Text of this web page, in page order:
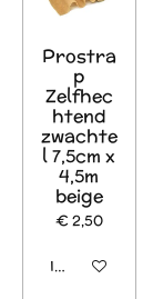
Prostra
p
Zelfhec
htend
zwachte
l 7,5cm x
4,5m
beige
€ 2,50
In winkelwagen